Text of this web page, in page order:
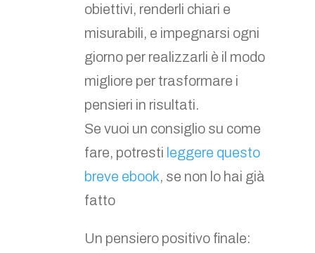
obiettivi, renderli chiari e
misurabili, e impegnarsi ogni
giorno per realizzarli è il modo
migliore per trasformare i
pensieri in risultati.
Se vuoi un consiglio su come
fare, potresti leggere questo
breve ebook, se non lo hai già
fatto
Un pensiero positivo finale: